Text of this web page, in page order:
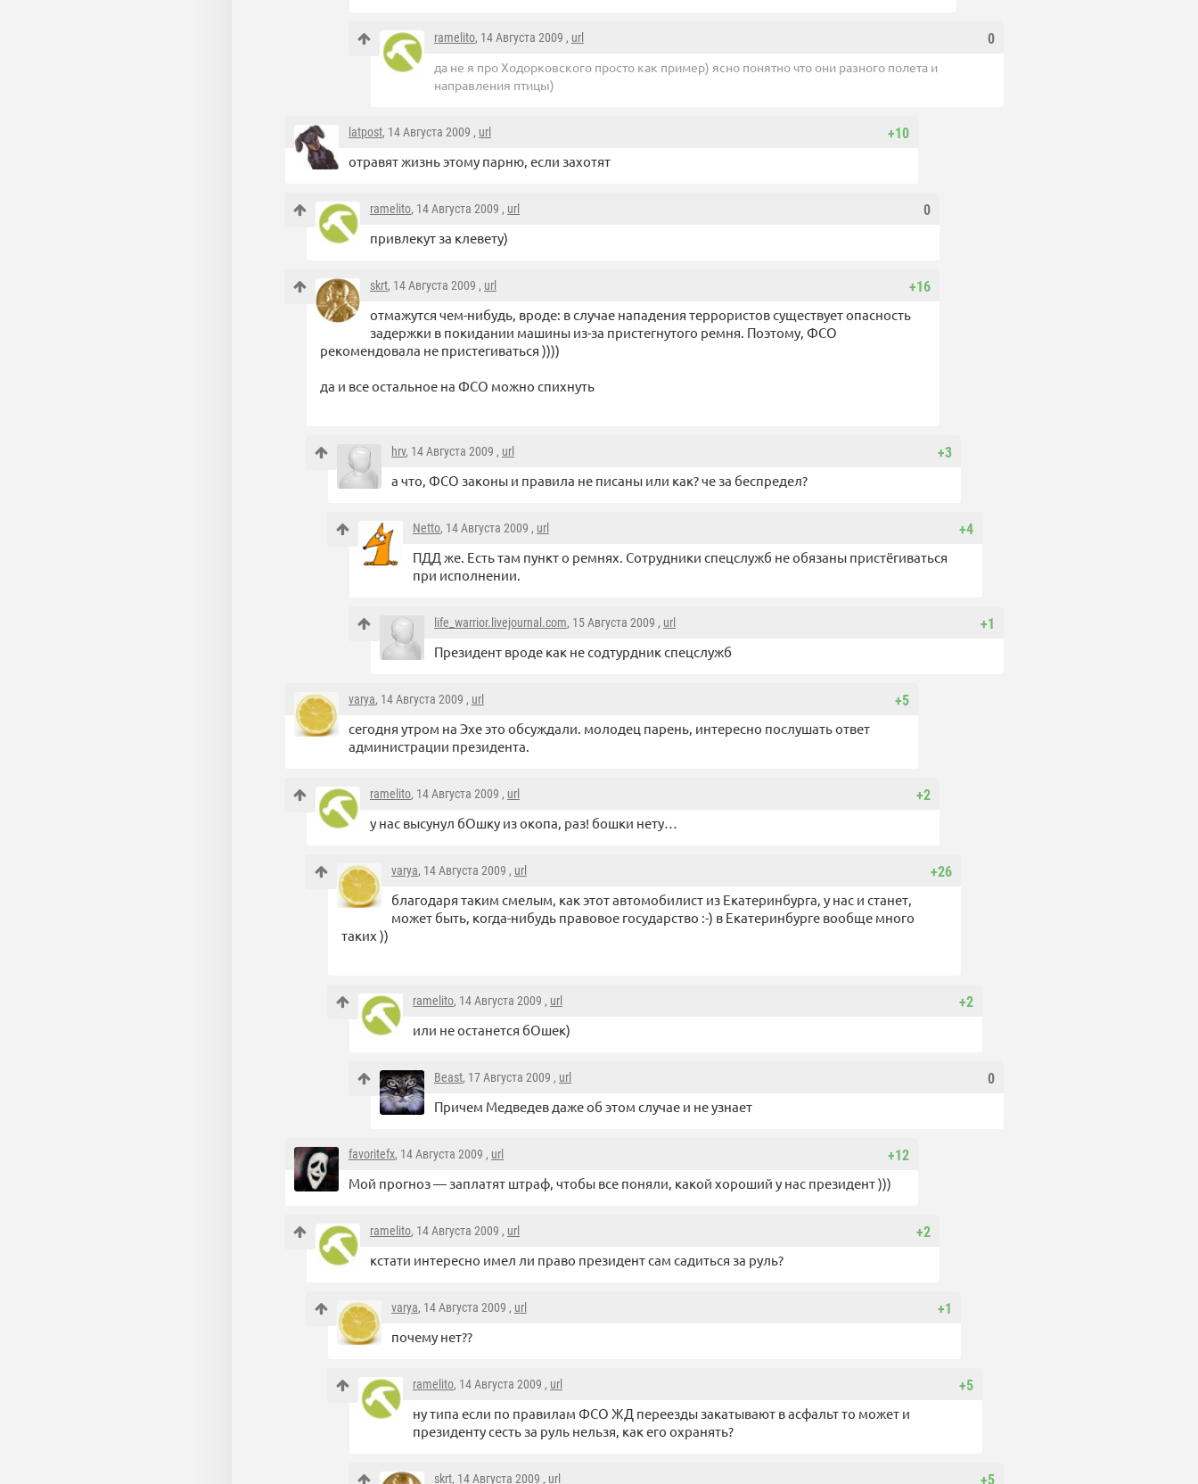
0
ramelito, 14 Августа 2009 , url
да не я про Ходорковского просто как пример) ясно понятно что они разного полета и
направления птицы)
+10
latpost, 14 Августа 2009 , url
отравят жизнь этому парню, если захотят
0
ramelito, 14 Августа 2009 , url
привлекут за клевету)
+16
skrt, 14 Августа 2009 , url
отмажутся чем-нибудь, вроде: в случае нападения террористов существует опасность
задержки в покидании машины из-за пристегнутого ремня. Поэтому, ФСО
рекомендовала не пристегиваться ))))
да и все остальное на ФСО можно спихнуть
+3
hrv, 14 Августа 2009 , url
а что, ФСО законы и правила не писаны или как? че за беспредел?
+4
Netto, 14 Августа 2009 , url
ПДД же. Есть там пункт о ремнях. Сотрудники спецслужб не обязаны пристёгиваться
при исполнении.
+1
life_warrior.livejournal.com, 15 Августа 2009 , url
Президент вроде как не содтурдник спецслужб
+5
varya, 14 Августа 2009 , url
сегодня утром на Эхе это обсуждали. молодец парень, интересно послушать ответ
администрации президента.
+2
ramelito, 14 Августа 2009 , url
у нас высунул бОшку из окопа, раз! бошки нету…
+26
varya, 14 Августа 2009 , url
благодаря таким смелым, как этот автомобилист из Екатеринбурга, у нас и станет,
может быть, когда-нибудь правовое государство :-) в Екатеринбурге вообще много
таких ))
+2
ramelito, 14 Августа 2009 , url
или не останется бОшек)
0
Beast, 17 Августа 2009 , url
Причем Медведев даже об этом случае и не узнает
+12
favoritefx, 14 Августа 2009 , url
Мой прогноз — заплатят штраф, чтобы все поняли, какой хороший у нас президент )))
+2
ramelito, 14 Августа 2009 , url
кстати интересно имел ли право президент сам садиться за руль?
+1
varya, 14 Августа 2009 , url
почему нет??
+5
ramelito, 14 Августа 2009 , url
ну типа если по правилам ФСО ЖД переезды закатывают в асфальт то может и
президенту сесть за руль нельзя, как его охранять?
+5
skrt, 14 Августа 2009 , url